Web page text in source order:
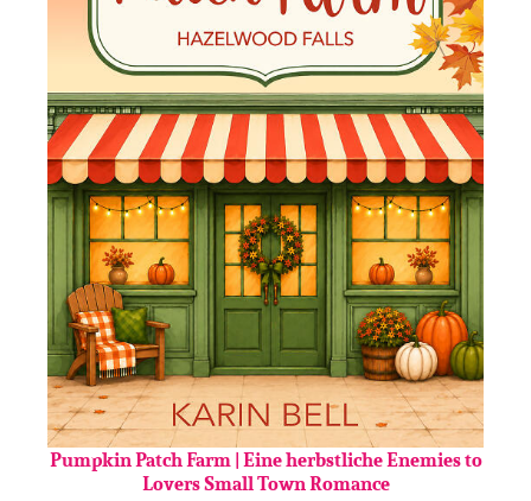
Pumpkin Patch Farm | Eine herbstliche Enemies to
Lovers Small Town Romance